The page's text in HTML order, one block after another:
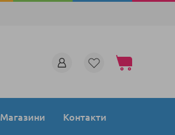
Моята количка
Магазини Контакти